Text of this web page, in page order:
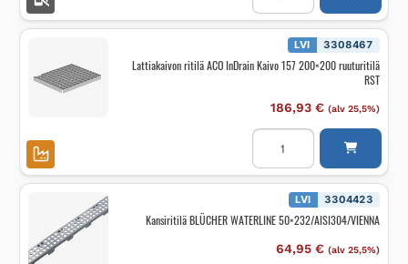
BLÜCHER
DOMESTIC
200x200/kir.reng./
määrä
LVI 3308467
Lattiakaivon ritilä ACO InDrain Kaivo 157 200×200 ruuturitilä
RST
186,93 € (alv 25,5%)
Lattiakaivon
InDrain
Kaivo
200x200
ruuturitilä
määrä
LVI 3304423
Kansiritilä BLÜCHER WATERLINE 50×232/AISI304/VIENNA
64,95 € (alv 25,5%)